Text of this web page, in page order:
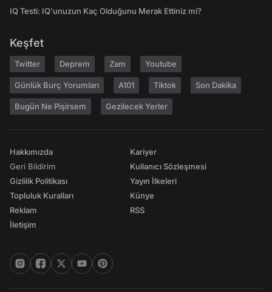
IQ Testi: IQ'unuzun Kaç Olduğunu Merak Ettiniz mi?
Keşfet
Twitter Deprem Zam Youtube
Günlük Burç Yorumları A101 Tiktok Son Dakika
Bugün Ne Pişirsem Gezilecek Yerler
Hakkımızda
Geri Bildirim
Gizlilik Politikası
Topluluk Kuralları
Reklam
İletişim
Kariyer
Kullanıcı Sözleşmesi
Yayın İlkeleri
Künye
RSS